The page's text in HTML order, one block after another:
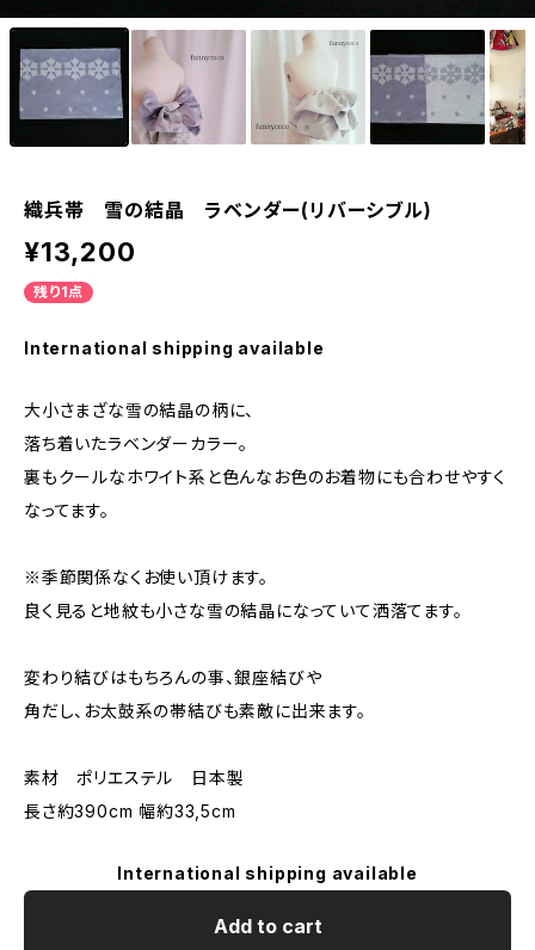
織兵帯 雪の結晶 ラベンダー(リバーシブル)
¥13,200
残り1点
International shipping available
大小さまざな雪の結晶の柄に、
落ち着いたラベンダーカラー。
裏もクールなホワイト系と色んなお色のお着物にも合わせやすく
なってます。
※季節関係なくお使い頂けます。
良く見ると地紋も小さな雪の結晶になっていて洒落てます。
変わり結びはもちろんの事、銀座結びや
角だし、お太鼓系の帯結びも素敵に出来ます。
素材 ポリエステル 日本製
長さ約390cm 幅約33,5cm
International shipping available
Add to cart